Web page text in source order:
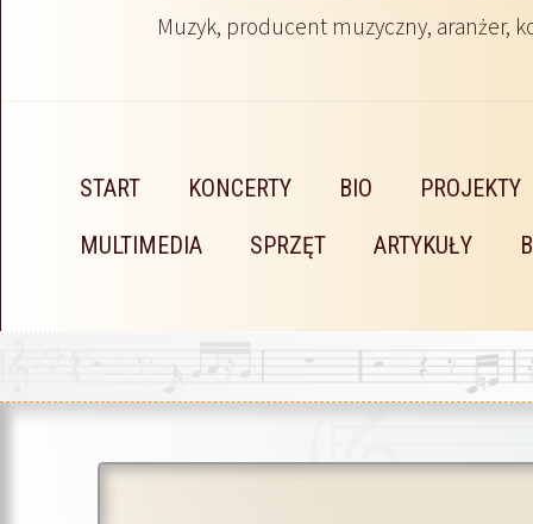
Muzyk, producent muzyczny, aranżer,
START KONCERTY BIO
PROJEKTY
MULTIMEDIA
SPRZĘT ARTYKUŁY